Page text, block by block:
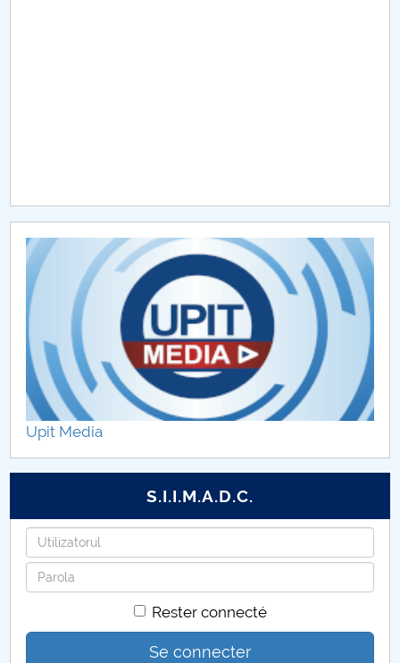
Chestionar angajabilitate ALUMNI – UPB
CAR2026
MENIU CANTINA
Parteneriate pentru stagiile de practică
Parteneriate internaţionale
Upit Media
S.I.I.M.A.D.C.
Identifiant
Mot
de
Rester connecté
Se connecter